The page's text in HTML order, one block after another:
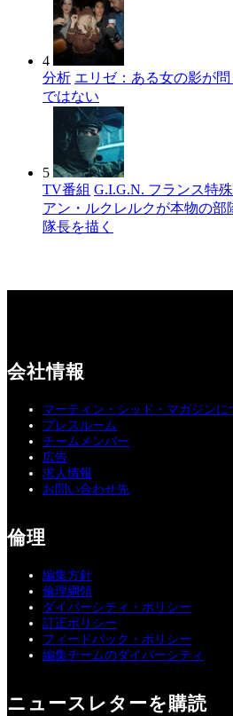
4
分析 エリゼ：ある女の影が
ではない
5
TV番組 G.I.G.N. フランス特
アン・ルクレルクが本物の部
隊長を描く
会社情報
マーティン・シッド・マガジンに
プレスルーム
チームメンバー
広告
求人情報
お問い合わせ先
倫理
編集方針
倫理綱領
ダイバーシティ・ポリシー
訂正ポリシー
フィードバック・ポリシー
編集チームのダイバーシティ
ニュースレターを購読